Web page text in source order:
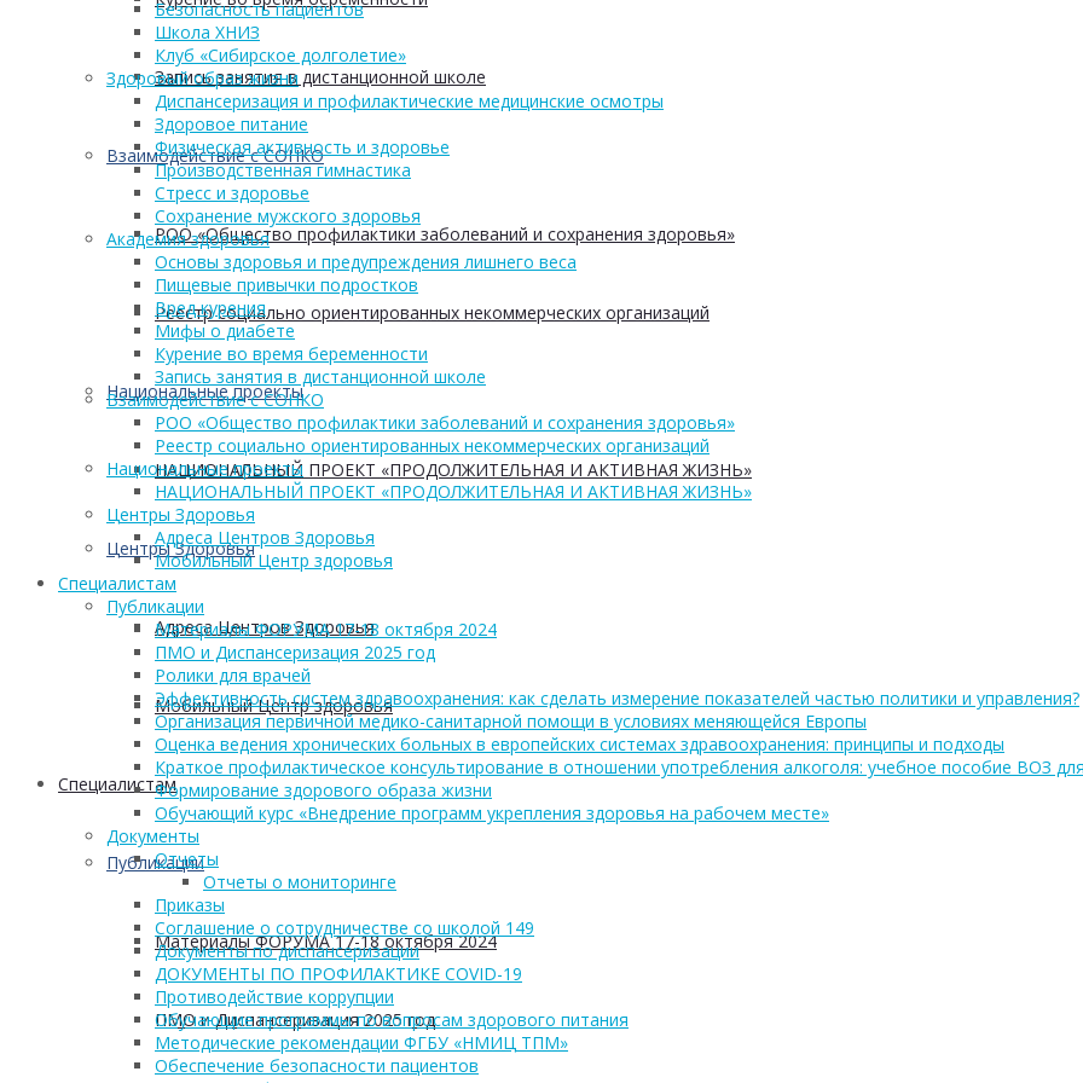
Запись занятия в дистанционной школе
Взаимодействие с СОНКО
РОО «Общество профилактики заболеваний и сохранения здоровья»
Реестр социально ориентированных некоммерческих организаций
Национальные проекты
НАЦИОНАЛЬНЫЙ ПРОЕКТ «ПРОДОЛЖИТЕЛЬНАЯ И АКТИВНАЯ ЖИЗНЬ»
Центры Здоровья
Адреса Центров Здоровья
Мобильный Центр здоровья
Cпециалистам
Публикации
Материалы ФОРУМА 17-18 октября 2024
ПМО и Диспансеризация 2025 год
Безопасность пациентов
Школа ХНИЗ
Клуб «Сибирское долголетие»
Здоровый образ жизни
Диспансеризация и профилактические медицинские осмотры
Здоровое питание
Физическая активность и здоровье
Производственная гимнастика
Стресс и здоровье
Сохранение мужского здоровья
Академия здоровья
Основы здоровья и предупреждения лишнего веса
Пищевые привычки подростков
Вред курения
Мифы о диабете
Курение во время беременности
Запись занятия в дистанционной школе
Взаимодействие с СОНКО
РОО «Общество профилактики заболеваний и сохранения здоровья»
Реестр социально ориентированных некоммерческих организаций
Национальные проекты
НАЦИОНАЛЬНЫЙ ПРОЕКТ «ПРОДОЛЖИТЕЛЬНАЯ И АКТИВНАЯ ЖИЗНЬ»
Центры Здоровья
Адреса Центров Здоровья
Мобильный Центр здоровья
Cпециалистам
Публикации
Материалы ФОРУМА 17-18 октября 2024
ПМО и Диспансеризация 2025 год
Ролики для врачей
Эффективность систем здравоохранения: как сделать измерение показателей частью политики и управления?
Организация первичной медико-санитарной помощи в условиях меняющейся Европы
Оценка ведения хронических больных в европейских системах здравоохранения: принципы и подходы
Краткое профилактическое консультирование в отношении употребления алкоголя: учебное пособие ВОЗ
Формирование здорового образа жизни
Обучающий курс «Внедрение программ укрепления здоровья на рабочем месте»
Документы
Отчеты
Отчеты о мониторинге
Приказы
Соглашение о сотрудничестве со школой 149
Документы по диспансеризации
ДОКУМЕНТЫ ПО ПРОФИЛАКТИКЕ COVID-19
Противодействие коррупции
Обучающие программы по вопросам здорового питания
Методические рекомендации ФГБУ «НМИЦ ТПМ»
Обеспечение безопасности пациентов